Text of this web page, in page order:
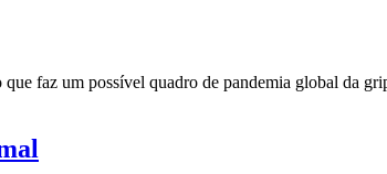
faz um possível quadro de pandemia global da